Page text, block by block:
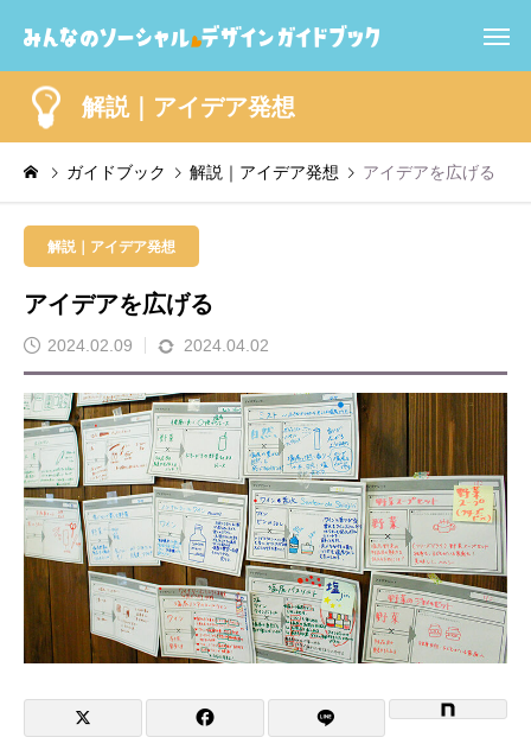
解説｜アイデア発想
ガイドブック 解説｜アイデア発想 アイデアを広げる
解説｜アイデア発想
アイデアを広げる
2024.02.09 2024.04.02